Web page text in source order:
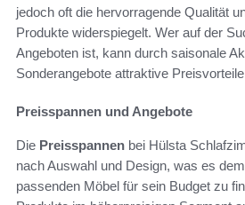
jedoch oft die hervorragende Qualität
Produkte widerspiegelt. Wer auf der
Angeboten ist, kann durch saisonale
Sonderangebote attraktive
Preisspannen und Angebote
Die Preisspannen bei Hülsta
nach Auswahl und Design, was es
passenden Möbel für sein Budget zu